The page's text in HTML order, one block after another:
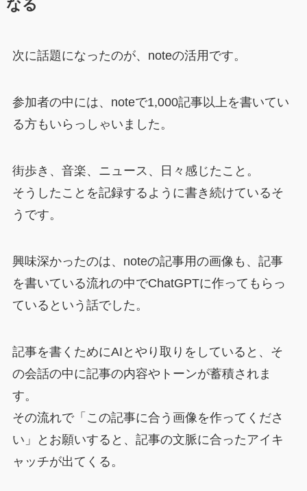
なる
次に話題になったのが、noteの活用です。
参加者の中には、noteで1,000記事以上を書いてい
る方もいらっしゃいました。
街歩き、音楽、ニュース、日々感じたこと。
そうしたことを記録するように書き続けているそ
うです。
興味深かったのは、noteの記事用の画像も、記事
を書いている流れの中でChatGPTに作ってもらっ
ているという話でした。
記事を書くためにAIとやり取りをしていると、そ
の会話の中に記事の内容やトーンが蓄積されま
す。
その流れで「この記事に合う画像を作ってくださ
い」とお願いすると、記事の文脈に合ったアイキ
ャッチが出てくる。